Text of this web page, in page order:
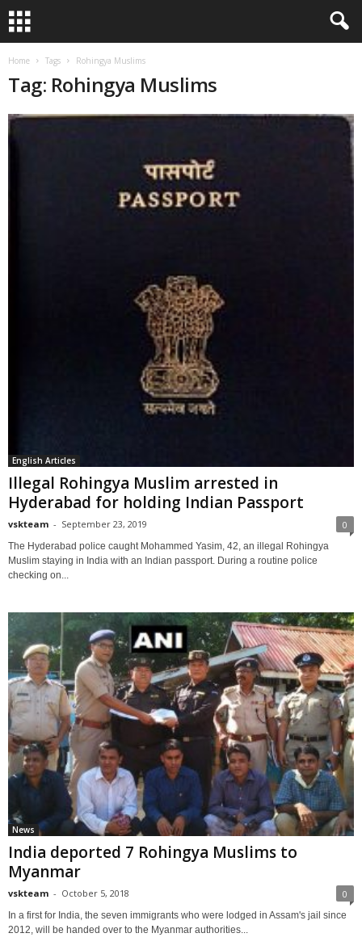
Home Tags Rohingya Muslims
Tag: Rohingya Muslims
English Articles
Illegal Rohingya Muslim arrested in
Hyderabad for holding Indian Passport
vskteam - September 23, 2019 0
The Hyderabad police caught Mohammed Yasim, 42, an illegal Rohingya
Muslim staying in India with an Indian passport. During a routine police
checking on...
News
India deported 7 Rohingya Muslims to
Myanmar
vskteam - October 5, 2018 0
In a first for India, the seven immigrants who were lodged in Assam's jail since
2012, will be handed over to the Myanmar authorities...